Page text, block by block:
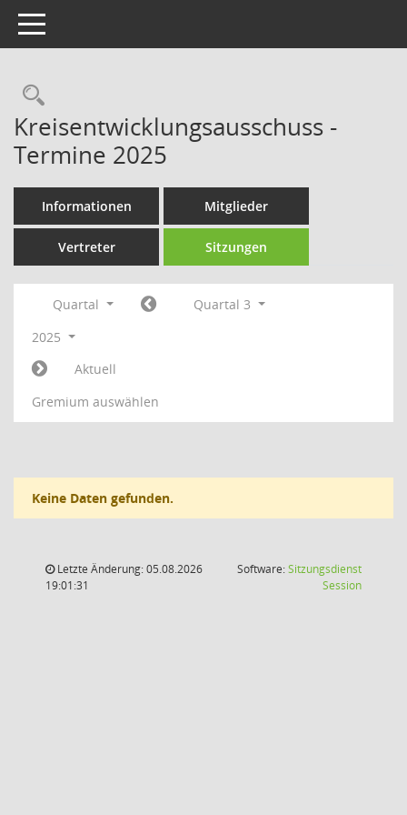
Toggle navigation
Rechercheauswahl
Kreisentwicklungsausschuss -
Termine 2025
Informationen Mitglieder
Vertreter Sitzungen
Quartal
Quartal 3
2025
Aktuell
Gremium auswählen
Keine Daten gefunden.
Letzte Änderung: 05.08.2026
19:01:31
Software:Sitzungsdienst
Session(Wird in